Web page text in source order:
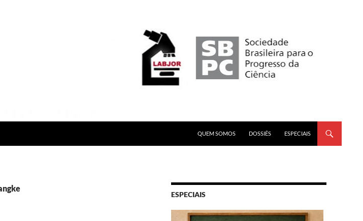
QUEM SOMOS
DOSSIÊS ESPECIAIS
ESPECIAIS